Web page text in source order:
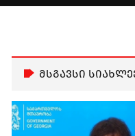
მსგავსი